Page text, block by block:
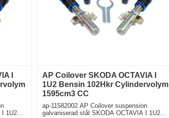
I
AP Coilover SKODA OCTAVIA I
1U2 Bensin 102Hkr Cylindervolym
1595cm3 CC
ap-11582002 AP Coilover suspension
galvaniserad stål SKODA OCTAVIA I 1U2